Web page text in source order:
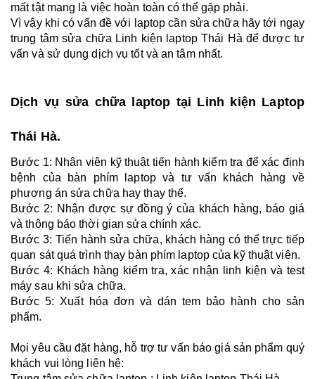
mất tật mang là việc hoàn toàn có thể gặp phải.
Vì vậy khi có vấn đề với laptop cần sửa chữa hãy tới ngay
trung tâm sửa chữa Linh kiện laptop Thái Hà để được tư
vấn và sử dụng dịch vụ tốt và an tâm nhất.
Dịch vụ sửa chữa laptop tại Linh kiện Laptop
Thái Hà.
Bước 1: Nhân viên kỹ thuật tiến hành kiểm tra để xác định
bệnh của bàn phím laptop và tư vấn khách hàng về
phương án sửa chữa hay thay thế.
Bước 2: Nhận được sự đồng ý của khách hàng, báo giá
và thông báo thời gian sửa chính xác.
Bước 3: Tiến hành sửa chữa, khách hàng có thể trực tiếp
quan sát quá trình thay bàn phím laptop của kỹ thuật viên.
Bước 4: Khách hàng kiểm tra, xác nhận linh kiện và test
máy sau khi sửa chữa.
Bước 5: Xuất hóa đơn và dán tem bảo hành cho sản
phẩm.
Mọi yêu cầu đặt hàng, hỗ trợ tư vấn báo giá sản phẩm quý
khách vui lòng liên hệ: